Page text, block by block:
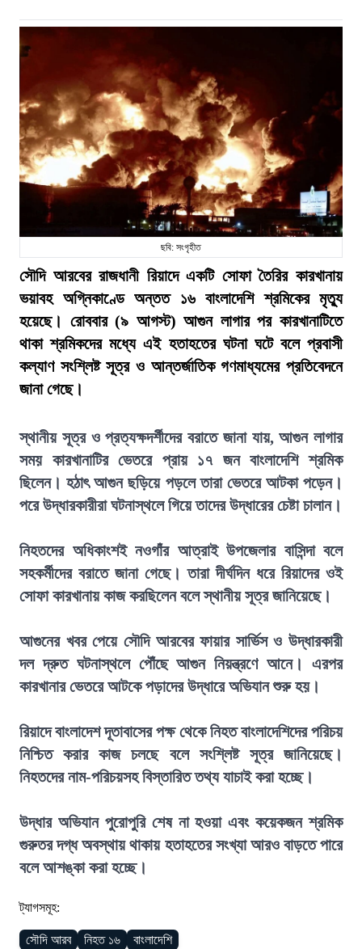
ছবি: সংগৃহীত
সৌদি আরবের রাজধানী রিয়াদে একটি সোফা তৈরির কারখানায়
ভয়াবহ অগ্নিকাণ্ডে অন্তত ১৬ বাংলাদেশি শ্রমিকের মৃত্যু
হয়েছে। রোববার (৯ আগস্ট) আগুন লাগার পর কারখানাটিতে
থাকা শ্রমিকদের মধ্যে এই হতাহতের ঘটনা ঘটে বলে প্রবাসী
কল্যাণ সংশ্লিষ্ট সূত্র ও আন্তর্জাতিক গণমাধ্যমের প্রতিবেদনে
জানা গেছে।
স্থানীয় সূত্র ও প্রত্যক্ষদর্শীদের বরাতে জানা যায়, আগুন লাগার
সময় কারখানাটির ভেতরে প্রায় ১৭ জন বাংলাদেশি শ্রমিক
ছিলেন। হঠাৎ আগুন ছড়িয়ে পড়লে তারা ভেতরে আটকা পড়েন।
পরে উদ্ধারকারীরা ঘটনাস্থলে গিয়ে তাদের উদ্ধারের চেষ্টা চালান।
নিহতদের অধিকাংশই নওগাঁর আত্রাই উপজেলার বাসিন্দা বলে
সহকর্মীদের বরাতে জানা গেছে। তারা দীর্ঘদিন ধরে রিয়াদের ওই
সোফা কারখানায় কাজ করছিলেন বলে স্থানীয় সূত্র জানিয়েছে।
আগুনের খবর পেয়ে সৌদি আরবের ফায়ার সার্ভিস ও উদ্ধারকারী
দল দ্রুত ঘটনাস্থলে পৌঁছে আগুন নিয়ন্ত্রণে আনে। এরপর
কারখানার ভেতরে আটকে পড়াদের উদ্ধারে অভিযান শুরু হয়।
রিয়াদে বাংলাদেশ দূতাবাসের পক্ষ থেকে নিহত বাংলাদেশিদের পরিচয়
নিশ্চিত করার কাজ চলছে বলে সংশ্লিষ্ট সূত্র জানিয়েছে।
নিহতদের নাম-পরিচয়সহ বিস্তারিত তথ্য যাচাই করা হচ্ছে।
উদ্ধার অভিযান পুরোপুরি শেষ না হওয়া এবং কয়েকজন শ্রমিক
গুরুতর দগ্ধ অবস্থায় থাকায় হতাহতের সংখ্যা আরও বাড়তে পারে
বলে আশঙ্কা করা হচ্ছে।
ট্যাগসমূহ:
সৌদি আরব নিহত ১৬ বাংলাদেশি